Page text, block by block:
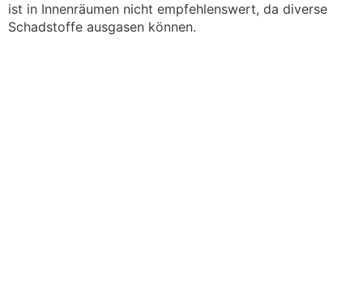
ist in Innenräumen nicht empfehlenswert, da diverse
Schadstoffe ausgasen können.